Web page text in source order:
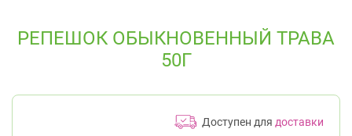
РЕПЕШОК ОБЫКНОВЕННЫЙ ТРАВА
50Г
Доступен для доставки